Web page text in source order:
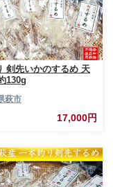
剣先いかのするめ 天
130g
萩市
17,000円